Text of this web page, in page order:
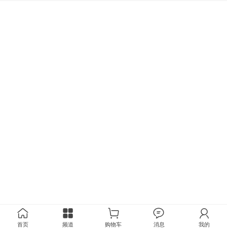
首页 频道 购物车 消息 我的